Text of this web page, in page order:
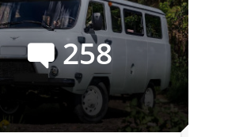
258